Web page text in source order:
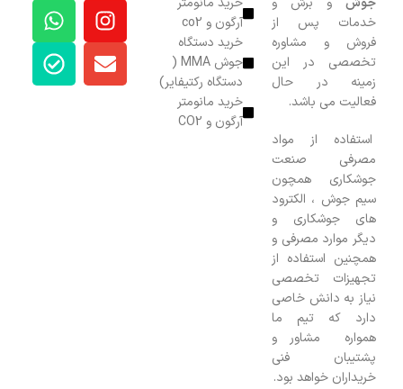
خدمات پس از
فروش و مشاوره
تخصصی در این
زمینه در حال
فعالیت می باشد.
استفاده از مواد
مصرفی صنعت
جوشکاری همچون
سیم جوش ، الکترود
های جوشکاری و
دیگر موارد مصرفی و
همچنین استفاده از
تجهیزات تخصصی
نیاز به دانش خاصی
دارد که تیم ما
همواره مشاور و
پشتیبان فنی
خریداران خواهد بود.
آرگون و co2
خرید دستگاه
جوش MMA (
دستگاه رکتیفایر)
خرید مانومتر
آرگون و CO2